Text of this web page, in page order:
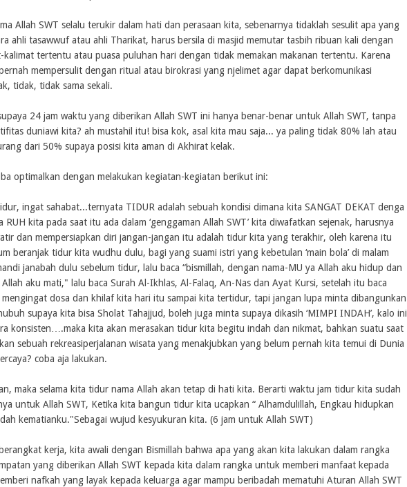
Allah SWT selalu terukir dalam hati dan perasaan kita, sebenarnya tidaklah sesulit apa yang
ahli tasawwuf atau ahli Tharikat, harus bersila di masjid memutar tasbih ribuan kali dengan
kalimat tertentu atau puasa puluhan hari dengan tidak memakan makanan tertentu. Karena
mempersulit dengan ritual atau birokrasi yang njelimet agar dapat berkomunikasi
tidak, tidak sama sekali.
24 jam waktu yang diberikan Allah SWT ini hanya benar-benar untuk Allah SWT, tanpa
duniawi kita? ah mustahil itu! bisa kok, asal kita mau saja... ya paling tidak 80% lah atau
dari 50% supaya posisi kita aman di Akhirat kelak.
optimalkan dengan melakukan kegiatan-kegiatan berikut ini:
ingat sahabat...ternyata TIDUR adalah sebuah kondisi dimana kita SANGAT DEKAT denga
RUH kita pada saat itu ada dalam ‘genggaman Allah SWT’ kita diwafatkan sejenak, harusnya
dan mempersiapkan diri jangan-jangan itu adalah tidur kita yang terakhir, oleh karena itu
beranjak tidur kita wudhu dulu, bagi yang suami istri yang kebetulan ‘main bola’ di malam
janabah dulu sebelum tidur, lalu baca “bismillah, dengan nama-MU ya Allah aku hidup dan
aku mati," lalu baca Surah Al-Ikhlas, Al-Falaq, An-Nas dan Ayat Kursi, setelah itu baca
dosa dan khilaf kita hari itu sampai kita tertidur, tapi jangan lupa minta dibangunkan
supaya kita bisa Sholat Tahajjud, boleh juga minta supaya dikasih ‘MIMPI INDAH’, kalo ini
konsisten….maka kita akan merasakan tidur kita begitu indah dan nikmat, bahkan suatu saat
sebuah rekreasiperjalanan wisata yang menakjubkan yang belum pernah kita temui di Dunia
coba aja lakukan.
maka selama kita tidur nama Allah akan tetap di hati kita. Berarti waktu jam tidur kita sudah
untuk Allah SWT, Ketika kita bangun tidur kita ucapkan “ Alhamdulillah, Engkau hidupkan
kematianku."Sebagai wujud kesyukuran kita. (6 jam untuk Allah SWT)
kerja, kita awali dengan Bismillah bahwa apa yang akan kita lakukan dalam rangka
yang diberikan Allah SWT kepada kita dalam rangka untuk memberi manfaat kepada
nafkah yang layak kepada keluarga agar mampu beribadah mematuhi Aturan Allah SWT